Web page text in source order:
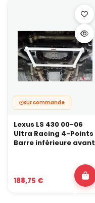
Sur commande
Lexus LS 430 00-06
Ultra Racing 4-Points
Barre inférieure avant
188,75 €